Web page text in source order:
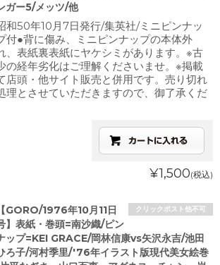
ガー5/メッツ/他
和50年10月7日発行/集英社/ミニピンナッ
付●背に傷み、ミニピンナップの本体外
、表紙裏表紙にヤケシミがあります。※古
の経年劣化はご理解くださいませ。※掲載
店頭・他サイト販売と併用です。売り切れ
理とさせていただきますので、御了承くだ
¥1,500(税込)
クリックポスト他不可
【GORO/1976年10月11日
】表紙・巻頭=南沙織/ピン
ップ=KEI GRACE/岡林信康vs矢沢永吉/池田
ろ子/河村季里/'76年イラスト版現代美女絵巻